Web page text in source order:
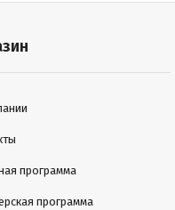
программа
программа